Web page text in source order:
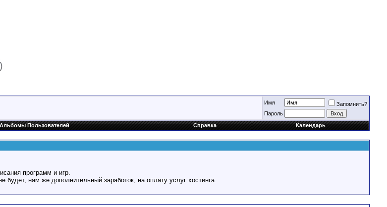
Имя
Запомнить?
Пароль
Альбомы Пользователей Справка Календарь
программ и игр.
будет, нам же дополнительный заработок, на оплату услуг хостинга.